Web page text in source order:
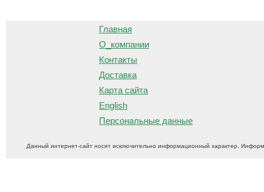
Главная
О_компании
Контакты
Доставка
Карта сайта
English
Персональные данные
Данный интернет-сайт носит исключительно информационный характер.